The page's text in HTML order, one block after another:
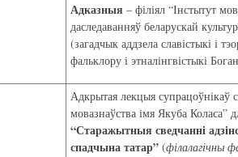
Адказныя – філіял “Інстытут
даследаванняў беларускай
(загадчык аддзела славістыкі і
фальклору і этналінгвістыкі
Адкрытая лекцыя супрацоўнікаў
мовазнаўства імя Якуба Коласа”
“Старажытныя сведчанні
спадчына татар” (філалагічны